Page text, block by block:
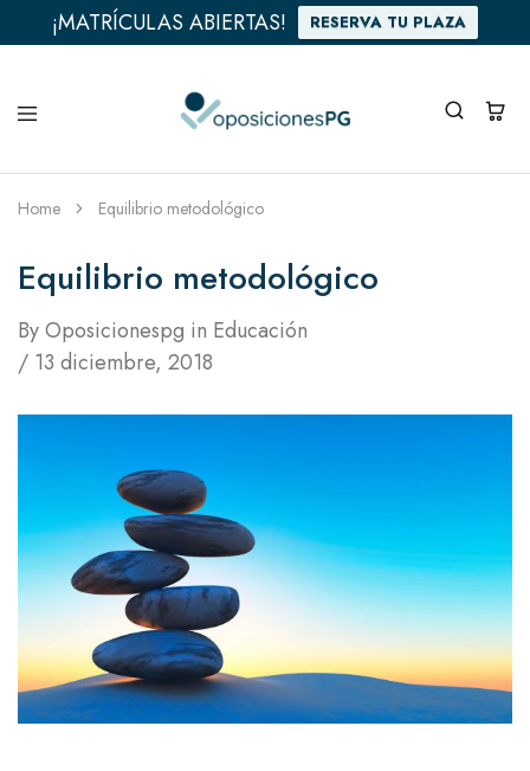
¡MATRÍCULAS ABIERTAS! RESERVA TU PLAZA
Home Equilibrio metodológico
Equilibrio metodológico
ByOposicionespg in Educación
13 diciembre, 2018